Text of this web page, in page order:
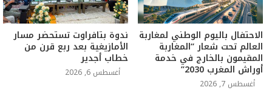
الاحتفال باليوم الوطني لمغاربة
العالم تحت شعار “المغاربة
المقيمون بالخارج في خدمة
أوراش المغرب 2030”
أغسطس 7, 2026
ندوة بتافراوت تستحضر مسار
الأمازيغية بعد ربع قرن من
خطاب أجدير
أغسطس 6, 2026